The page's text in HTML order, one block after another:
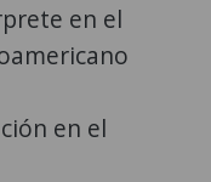
en el
en el